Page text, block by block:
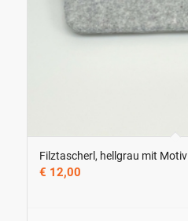
Filztascherl, hellgrau mit Motiv
€ 12,00